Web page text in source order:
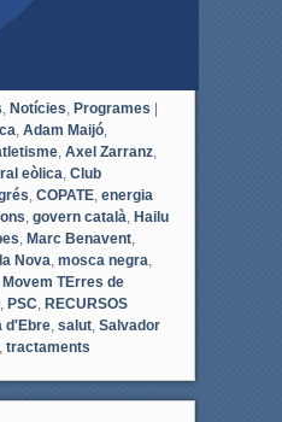
Notícies Programes |
Adam Maijó,
, Axel Zarranz,
eòlica Club
COPATE, energia
govern català Hailu
Marc Benavent,
Nova mosca negra
Movem TErres de
PSC RECURSOS
d'Ebre, salut, Salvador
tractaments